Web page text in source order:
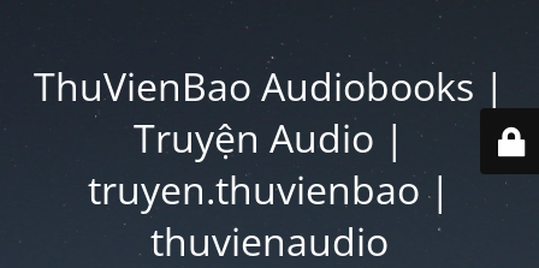
ThuVienBao Audiobooks |
Truyện Audio |
truyen.thuvienbao |
thuvienaudio